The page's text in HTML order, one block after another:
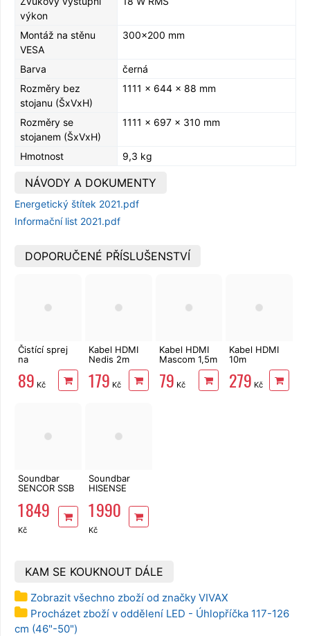
výkon
Montáž na stěnu
VESA
300x200 mm
Barva
černá
Rozměry bez
stojanu (ŠxVxH)
1111 x 644 x 88 mm
Rozměry se
stojanem (ŠxVxH)
1111 x 697 x 310 mm
Hmotnost 9,3 kg
NÁVODY A DOKUMENTY
Energetický štítek 2021.pdf
Informační list 2021.pdf
DOPORUČENÉ PŘÍSLUŠENSTVÍ
Čistící sprej
na
LCD/Plasma/TFT
200ml vč.
utěrky
89 Kč
Kabel HDMI
Nedis 2m
2.1Ultra Cable
High Speed,
8K 60 Hz
179 Kč
Kabel HDMI
Mascom 1,5m
Speed, 4K
UHD,
79 Kč
Kabel HDMI
10m
PremiumCord,
High Speed,
zlacené
279 Kč
Soundbar
SENCOR SSB
1 849
Kč
Soundbar
HISENSE
1 990
Kč
KAM SE KOUKNOUT DÁLE
Zobrazit všechno zboží od značky VIVAX
Procházet zboží v oddělení LED - Úhlopříčka 117-126
cm (46"-50")